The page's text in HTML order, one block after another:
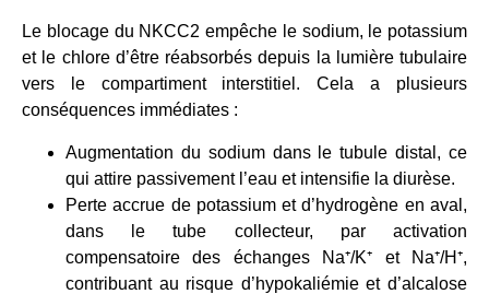
Le blocage du NKCC2 empêche le sodium, le potassium
et le chlore d’être réabsorbés depuis la lumière tubulaire
vers le compartiment interstitiel. Cela a plusieurs
conséquences immédiates :
Augmentation du sodium dans le tubule distal, ce
qui attire passivement l’eau et intensifie la diurèse.
Perte accrue de potassium et d’hydrogène en aval,
dans le tube collecteur, par activation
compensatoire des échanges Na⁺/K⁺ et Na⁺/H⁺,
contribuant au risque d’hypokaliémie et d’alcalose